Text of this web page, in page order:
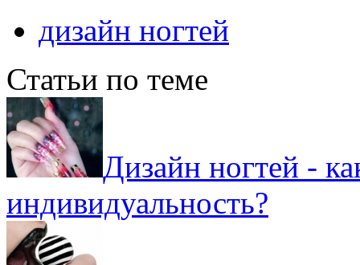
дизайн ногтей
Статьи по теме
Дизайн ногтей -
индивидуальность?